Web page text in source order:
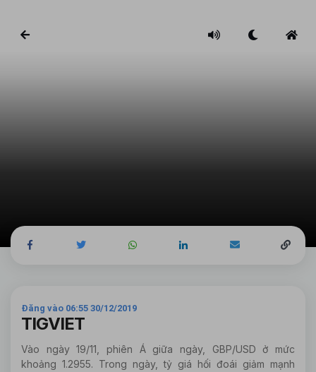
Đăng vào 06:55 30/12/2019
TIGVIET
Vào ngày 19/11, phiên Á giữa ngày, GBP/USD ở mức
khoảng 1.2955. Trong ngày, tỷ giá hối đoái giảm mạnh